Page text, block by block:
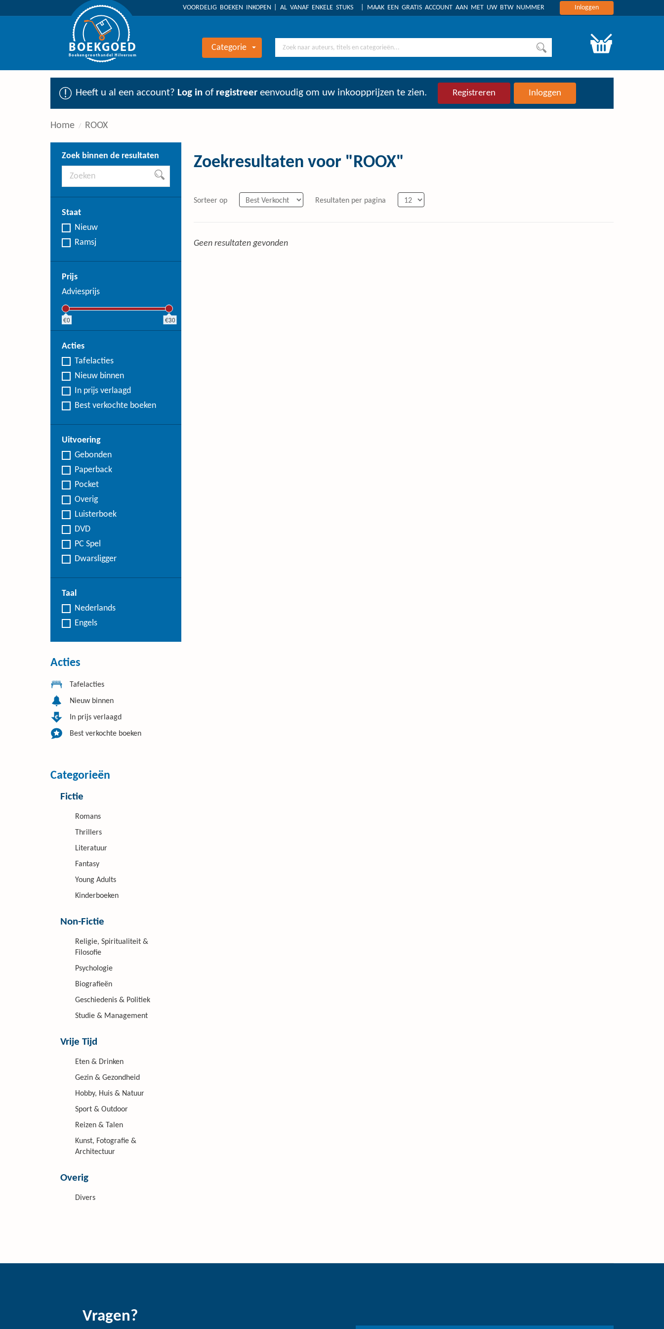
VOORDELIG BOEKEN INKOPEN AL VANAF ENKELE STUKS MAAK EEN GRATIS ACCOUNT AAN MET UW BTW NUMMER Inloggen
BOEKGOED
Boekengroothandel Hilversum
Categorie
Heeft u al een account? Log in of registreer eenvoudig om uw inkoopprijzen te zien. Registreren Inloggen
Home ROOX
Zoek binnen de resultaten
Staat
Nieuw
Ramsj
Prijs
Adviesprijs
0 30
Acties
Tafelacties
Nieuw binnen
In prijs verlaagd
Best verkochte boeken
Uitvoering
Gebonden
Paperback
Pocket
Overig
Luisterboek
DVD
PC Spel
Dwarsligger
Taal
Nederlands
Engels
Acties
Tafelacties
Nieuw binnen
In prijs verlaagd
Best verkochte boeken
Categorieën
Fictie
Romans
Thrillers
Literatuur
Fantasy
Young Adults
Kinderboeken
Non-Fictie
Religie, Spiritualiteit &
Filosofie
Psychologie
Biografieën
Geschiedenis & Politiek
Studie & Management
Vrije Tijd
Eten & Drinken
Gezin & Gezondheid
Hobby, Huis & Natuur
Sport & Outdoor
Reizen & Talen
Kunst, Fotografie &
Architectuur
Overig
Divers
Zoekresultaten voor "ROOX"
Sorteer op Resultaten per pagina
Geen resultaten gevonden
Vragen?